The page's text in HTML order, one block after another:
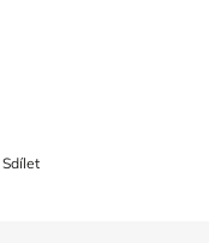
Sdílet